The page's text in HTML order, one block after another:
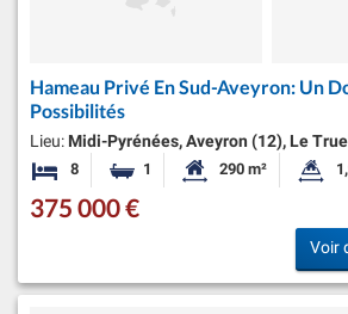
Hameau Privé En Sud-Aveyron: Un
Possibilités
Lieu: Midi-Pyrénées, Aveyron (12), Le
8 Chambres1 Salle de bainSurface habitable:
290 m²
375 000 €
Voir